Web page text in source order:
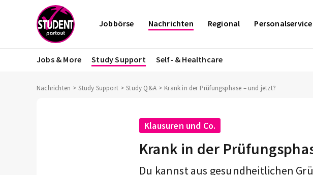
Jobbörse Nachrichten Regional Personalservice
Jobs & More Study Support Self- & Healthcare
Nachrichten Study Support Study Q&A Krank in der Prüfungsphase – und jetzt?
Klausuren und Co.
Krank in der
Du kannst aus gesundheitlichen